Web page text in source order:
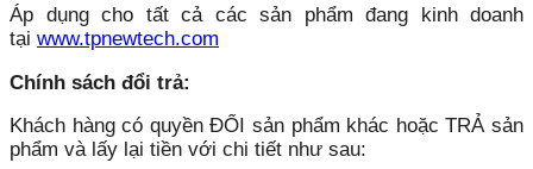
Áp dụng cho tất cả các sản phẩm đang kinh doanh
tại www.tpnewtech.com
Chính sách đổi trả:
Khách hàng có quyền ĐỔI sản phẩm khác hoặc TRẢ sản
phẩm và lấy lại tiền với chi tiết như sau: